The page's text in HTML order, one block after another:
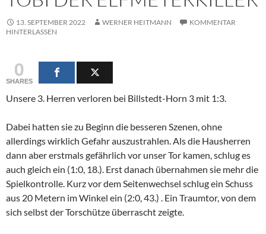
13. SEPTEMBER 2022 WERNER HEITMANN
KOMMENTAR
HINTERLASSEN
0
SHARES
Unsere 3. Herren verloren bei Billstedt-Horn 3 mit 1:3.
Dabei hatten sie zu Beginn die besseren Szenen, ohne
allerdings wirklich Gefahr auszustrahlen. Als die Hausherren
dann aber erstmals gefährlich vor unser Tor kamen, schlug es
auch gleich ein (1:0, 18.). Erst danach übernahmen sie mehr die
Spielkontrolle. Kurz vor dem Seitenwechsel schlug ein Schuss
aus 20 Metern im Winkel ein (2:0, 43.) . Ein Traumtor, von dem
sich selbst der Torschütze überrascht zeigte.